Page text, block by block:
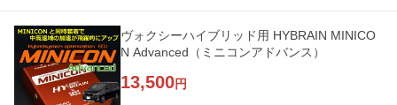
ヴォクシーハイブリッド用 HYBRAIN MINICO
N Advanced（ミニコンアドバンス）
13,500円